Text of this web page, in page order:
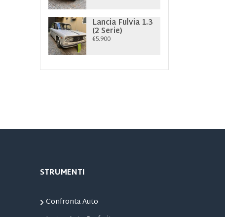
Lancia Fulvia 1.3
(2 Serie)
€5.900
STRUMENTI
Confronta Auto